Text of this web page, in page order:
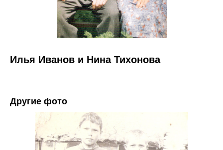
Илья Иванов и Нина Тихонова
Другие фото